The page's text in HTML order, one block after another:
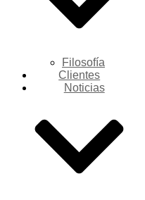
Filosofía
Clientes
Noticias